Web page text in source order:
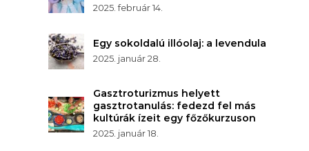
2025. február 14.
Egy sokoldalú illóolaj: a levendula
2025. január 28.
Gasztroturizmus helyett
gasztrotanulás: fedezd fel más
kultúrák ízeit egy főzőkurzuson
2025. január 18.